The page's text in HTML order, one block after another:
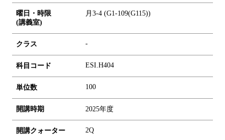
曜日・時限
(講義室)
月3-4 (G1-109(G115))
クラス -
科目コード ESI.H404
単位数 100
開講時期 2025年度
開講クォーター 2Q